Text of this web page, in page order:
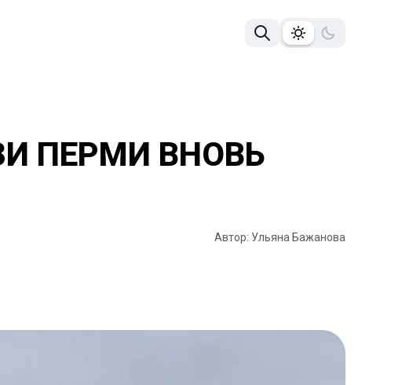
ПЕРМИ ВНОВЬ
Автор: Ульяна Бажанова